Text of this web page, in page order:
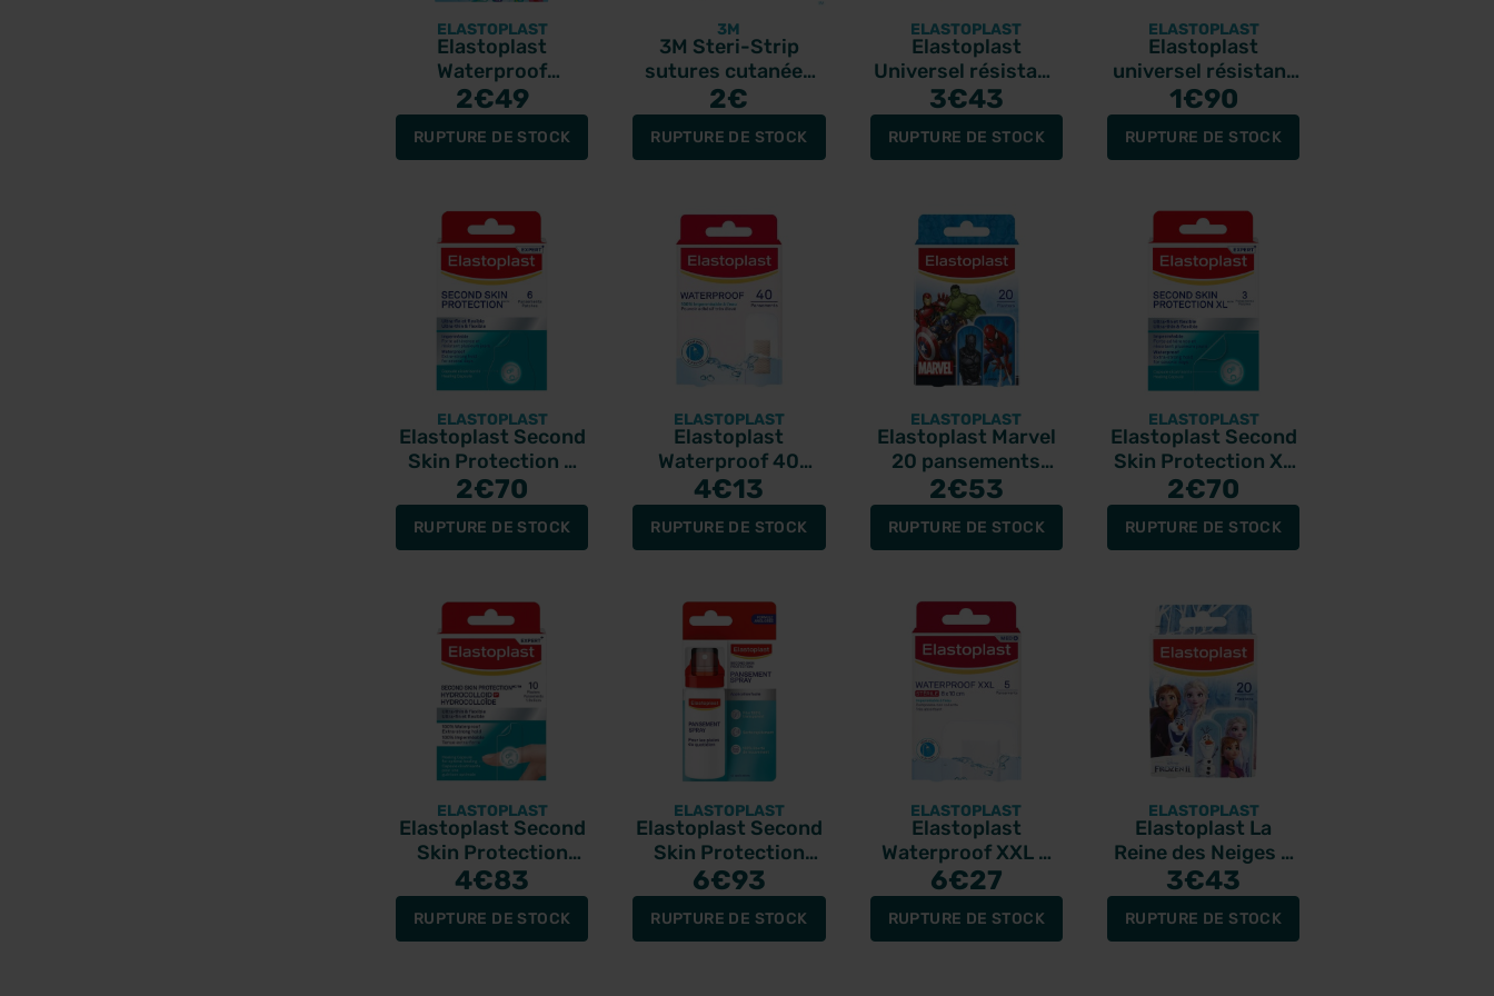
ELASTOPLAST
Elastoplast
Waterproof
imperméable enfant
20 pansements
2€49
RUPTURE DE STOCK
3M
3M Steri-Strip
sutures cutanées
renforcées 6mm x
75mm boîte de 3
2€
RUPTURE DE STOCK
ELASTOPLAST
Elastoplast
Universel résistant
à l'eau 40
pansements
3€43
RUPTURE DE STOCK
ELASTOPLAST
Elastoplast
universel résistant
à l'eau 20
pansements
1€90
RUPTURE DE STOCK
ELASTOPLAST
Elastoplast Second
Skin Protection 6
pansements
2€70
RUPTURE DE STOCK
ELASTOPLAST
Elastoplast
Waterproof 40
pansements
4€13
RUPTURE DE STOCK
ELASTOPLAST
Elastoplast Marvel
20 pansements
Disney
2€53
RUPTURE DE STOCK
ELASTOPLAST
Elastoplast Second
Skin Protection XL
3 pansements
2€70
RUPTURE DE STOCK
ELASTOPLAST
Elastoplast Second
Skin Protection
Hydrocolloïde S 10
pansements
4€83
RUPTURE DE STOCK
ELASTOPLAST
Elastoplast Second
Skin Protection
Pansement Spray
40ml
6€93
RUPTURE DE STOCK
ELASTOPLAST
Elastoplast
Waterproof XXL 5
Pansements
stériles 8x10cm
6€27
RUPTURE DE STOCK
ELASTOPLAST
Elastoplast La
Reine des Neiges 2
- 20 pansements
Disney
3€43
RUPTURE DE STOCK